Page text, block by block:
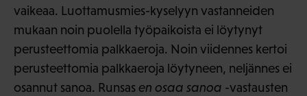
vaikeaa. Luottamusmies-kyselyyn vastanneiden
mukaan noin puolella työpaikoista ei löytynyt
perusteettomia palkkaeroja. Noin viidennes kertoi
perusteettomia palkkaeroja löytyneen, neljännes ei
osannut sanoa. Runsasen osaa sanoa -vastausten